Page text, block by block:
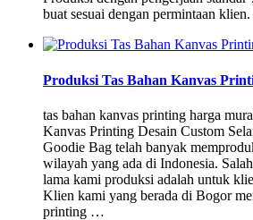
buat sesuai dengan permintaan
Produksi Tas Bahan Kanvas
tas bahan kanvas printing harga
Kanvas Printing Desain Custom
Goodie Bag telah banyak
wilayah yang ada di Indonesia.
lama kami produksi adalah untuk
Klien kami yang berada di Bogor
printing …